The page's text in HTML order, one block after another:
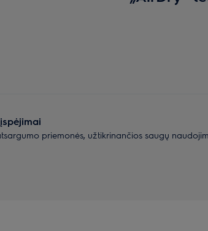
priemonės, užtikrinančios saugų